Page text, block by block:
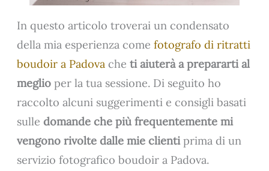
In questo articolo troverai un condensato
della mia esperienza comefotografo di ritratti
boudoir a Padova cheti aiuterà a prepararti al
meglio per la tua sessione. Di seguito ho
raccolto alcuni suggerimenti e consigli basati
sulledomande che più frequentemente mi
vengono rivolte dalle mie clientiprima di un
servizio fotografico boudoir a Padova.